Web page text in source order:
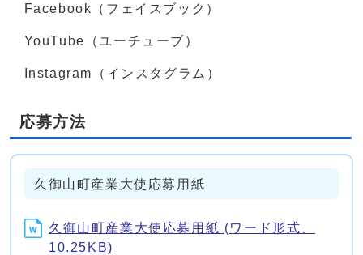
Facebook（フェイスブック）
YouTube（ユーチューブ）
Instagram（インスタグラム）
応募方法
久御山町産業大使応募用紙
久御山町産業大使応募用紙 (ワード形式、
10.25KB)